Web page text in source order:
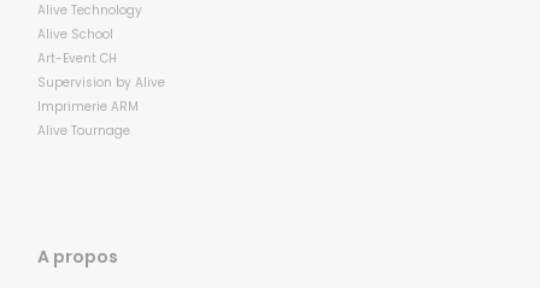
Alive Technology
Alive School
Art-Event CH
Supervision by Alive
Imprimerie ARM
Alive Tournage
A propos